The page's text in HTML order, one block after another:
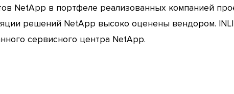
NetApp в портфеле реализованных компанией
решений NetApp высоко оценены вендором.
сервисного центра NetApp.